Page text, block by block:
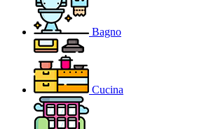
Bagno
Cucina